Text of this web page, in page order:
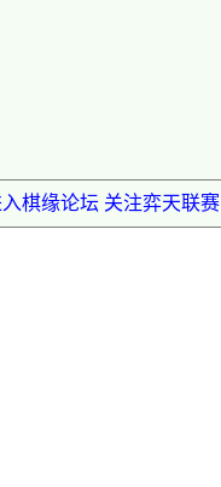
棋缘论坛 关注弈天联赛